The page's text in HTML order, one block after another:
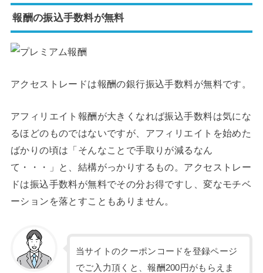
報酬の振込手数料が無料
アクセストレードは報酬の銀行振込手数料が無料です。
アフィリエイト報酬が大きくなれば振込手数料は気にな
るほどのものではないですが、アフィリエイトを始めた
ばかりの頃は「そんなことで手取りが減るなん
て・・・」と、結構がっかりするもの。アクセストレー
ドは振込手数料が無料でその分お得ですし、変なモチベ
ーションを落とすこともありません。
当サイトのクーポンコードを登録ページ
でご入力頂くと、報酬200円がもらえま